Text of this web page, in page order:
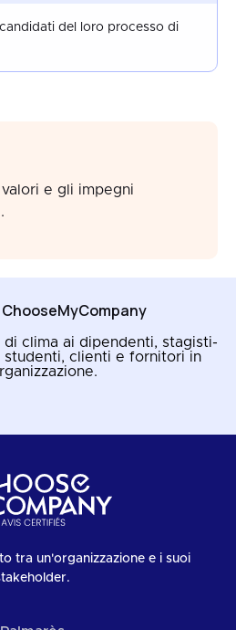
del loro processo di
e gli impegni
clima ai dipendenti, stagisti-
studenti, clienti e fornitori in
tra un'organizzazione e i suoi